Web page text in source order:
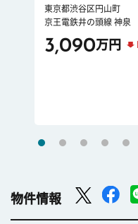
東京都渋谷区円山町
京王電鉄井の頭線 神泉
3,090万円
物件情報